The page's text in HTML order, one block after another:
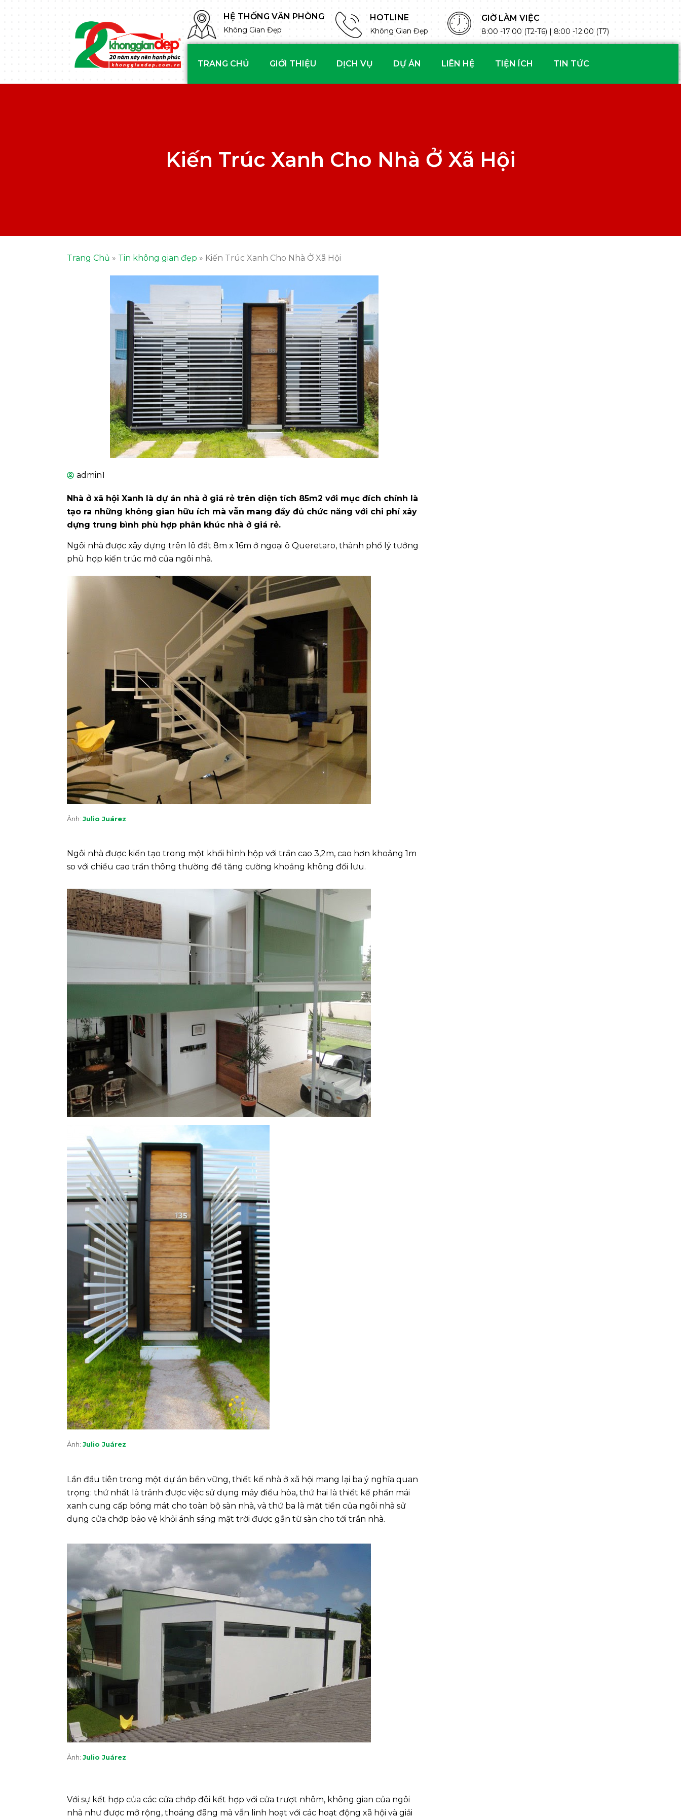
HỆ THỐNG VĂN PHÒNG
Không Gian Đẹp
HOTLINE
Không Gian Đẹp
GIỜ LÀM VIỆC
8:00 -17:00 (T2-T6) | 8:00 -12:00 (T7)
TRANG CHỦ GIỚI THIỆU DỊCH VỤ DỰ ÁN LIÊN HỆ TIỆN ÍCH TIN TỨC
Kiến Trúc Xanh Cho Nhà Ở Xã Hội
Trang Chủ » Tin không gian đẹp » Kiến Trúc Xanh Cho Nhà Ở Xã Hội
admin1
Nhà ở xã hội Xanh là dự án nhà ở giá rẻ trên diện tích 85m2 với mục đích chính là
tạo ra những không gian hữu ích mà vẫn mang đầy đủ chức năng với chi phí xây
dựng trung bình phù hợp phân khúc nhà ở giá rẻ.
Ngôi nhà được xây dựng trên lô đất 8m x 16m ở ngoại ô Queretaro, thành phố lý tưởng
phù hợp kiến trúc mở của ngôi nhà.
Ảnh: Julio Juárez
Ngôi nhà được kiến tạo trong một khối hình hộp với trần cao 3,2m, cao hơn khoảng 1m
so với chiều cao trần thông thường để tăng cường khoảng không đối lưu.
Ảnh: Julio Juárez
Lần đầu tiên trong một dự án bền vững, thiết kế nhà ở xã hội mang lại ba ý nghĩa quan
trọng: thứ nhất là tránh được việc sử dụng máy điều hòa, thứ hai là thiết kế phần mái
xanh cung cấp bóng mát cho toàn bộ sàn nhà, và thứ ba là mặt tiền của ngôi nhà sử
dụng cửa chớp bảo vệ khỏi ánh sáng mặt trời được gắn từ sàn cho tới trần nhà.
Ảnh: Julio Juárez
Với sự kết hợp của các cửa chớp đôi kết hợp với cửa trượt nhôm, không gian của ngôi
nhà như được mở rộng, thoáng đãng mà vẫn linh hoạt với các hoạt động xã hội và giải